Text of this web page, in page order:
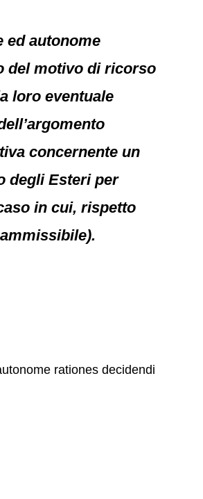
ed autonome
del motivo di ricorso
loro eventuale
concernente un
degli Esteri per
in cui, rispetto
rationes decidendi